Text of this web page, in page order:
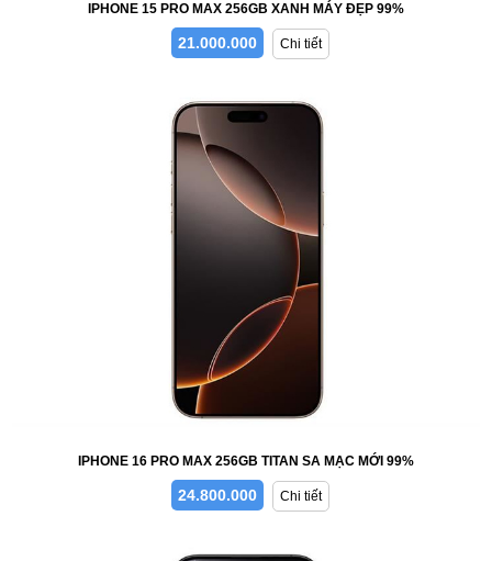
IPHONE 15 PRO MAX 256GB XANH MÁY ĐẸP 99%
21.000.000 Chi tiết
IPHONE 16 PRO MAX 256GB TITAN SA MẠC MỚI 99%
24.800.000 Chi tiết